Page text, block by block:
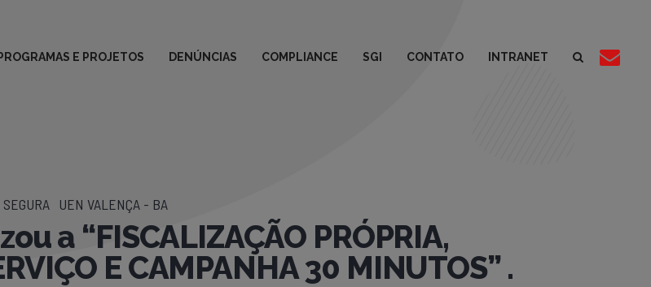
PROGRAMAS E PROJETOS DENÚNCIAS COMPLIANCE SGI CONTATO INTRANET
UEN VALENÇA - BA
a “FISCALIZAÇÃO PRÓPRIA,
E CAMPANHA 30 MINUTOS” .